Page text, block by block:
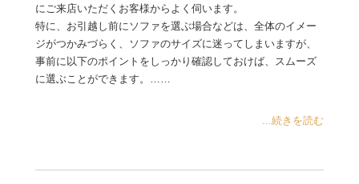
にご来店いただくお客様からよく伺います。
特に、お引越し前にソファを選ぶ場合などは、全体のイメー
ジがつかみづらく、ソファのサイズに迷ってしまいますが、
事前に以下のポイントをしっかり確認しておけば、スムーズ
に選ぶことができます。……
...続きを読む